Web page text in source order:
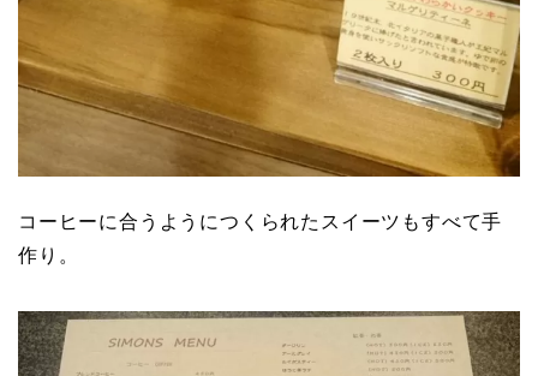
コーヒーに合うようにつくられたスイーツもすべて手
作り。